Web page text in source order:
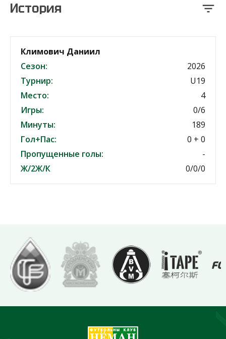
История
Климович Даниил
Сезон:
2026
Турнир:
U19
Место:
4
Игры:
0/6
Минуты:
189
Гол+Пас:
0 + 0
Пропущенные голы:
-
Ж/2Ж/К
0/0/0